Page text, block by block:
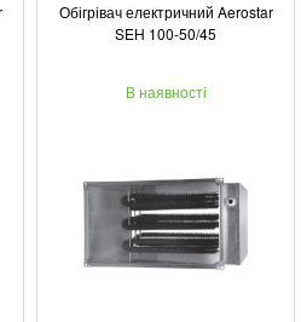
Обігрівач електричний Aerostar
SEH 100-50/45
В наявності